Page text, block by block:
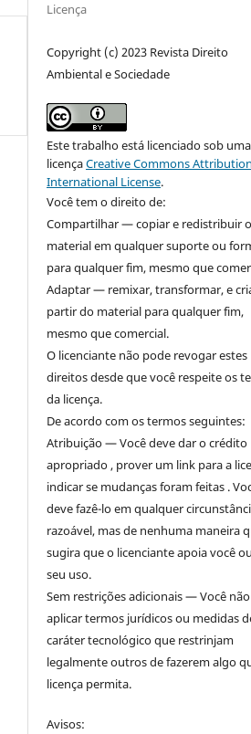
Licença
Copyright (c) 2023 Revista Direito
Ambiental e Sociedade
Este trabalho está licenciado sob uma
licençaCreative Commons
International License.
Você tem o direito de:
Compartilhar — copiar e redistribuir o
material em qualquer suporte ou
para qualquer fim, mesmo que
Adaptar — remixar, transformar, e
partir do material para qualquer fim,
mesmo que comercial.
O licenciante não pode revogar estes
direitos desde que você respeite os
da licença.
De acordo com os termos seguintes:
Atribuição — Você deve dar o crédito
apropriado , prover um link para a
indicar se mudanças foram feitas .
deve fazê-lo em qualquer
razoável, mas de nenhuma maneira
sugira que o licenciante apoia você
seu uso.
Sem restrições adicionais — Você
aplicar termos jurídicos ou medidas
caráter tecnológico que restrinjam
legalmente outros de fazerem algo
licença permita.
Avisos: